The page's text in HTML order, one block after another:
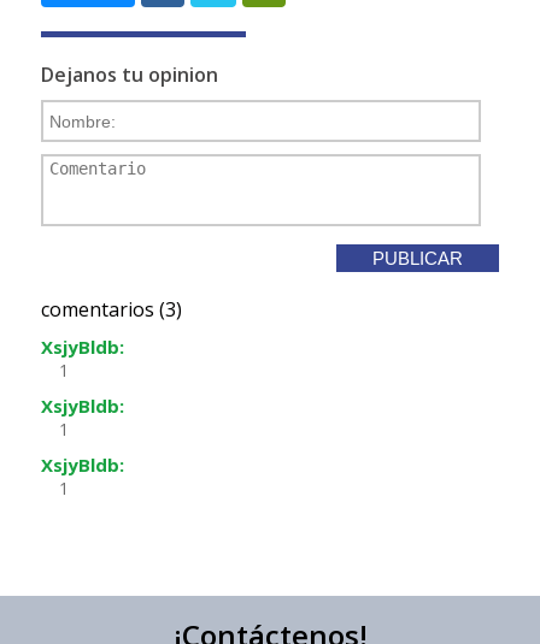
Dejanos tu opinion
comentarios (3)
XsjyBldb:
1
XsjyBldb:
1
XsjyBldb:
1
¡Contáctenos!